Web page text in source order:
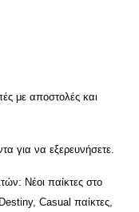
με αποστολές και
για να εξερευνήσετε.
Νέοι παίκτες στο
Casual παίκτες,